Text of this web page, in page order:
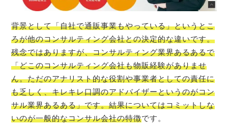
背景として「自社で通販事業もやっている」というとこ
ろが他のコンサルティング会社との決定的な違いです。
残念ではありますが、コンサルティング業界あるあるで
「どこのコンサルティング会社も物販経験がありませ
ん。ただのアナリスト的な役割や事業者としての責任に
も乏しく、キレキレ口調のアドバイザーというのがコン
サル業界あるある」です。結果についてはコミットしな
いのが一般的なコンサル会社の特徴です。